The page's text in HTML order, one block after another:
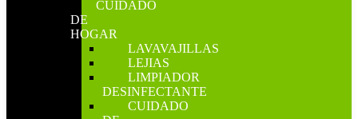
CUIDADO
DE
HOGAR
LAVAVAJILLAS
LEJIAS
LIMPIADOR
DESINFECTANTE
CUIDADO